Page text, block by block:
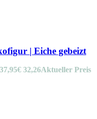
| Eiche gebeizt
€ 32,26Aktueller Preis